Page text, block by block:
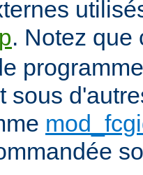
. Notez que
sous